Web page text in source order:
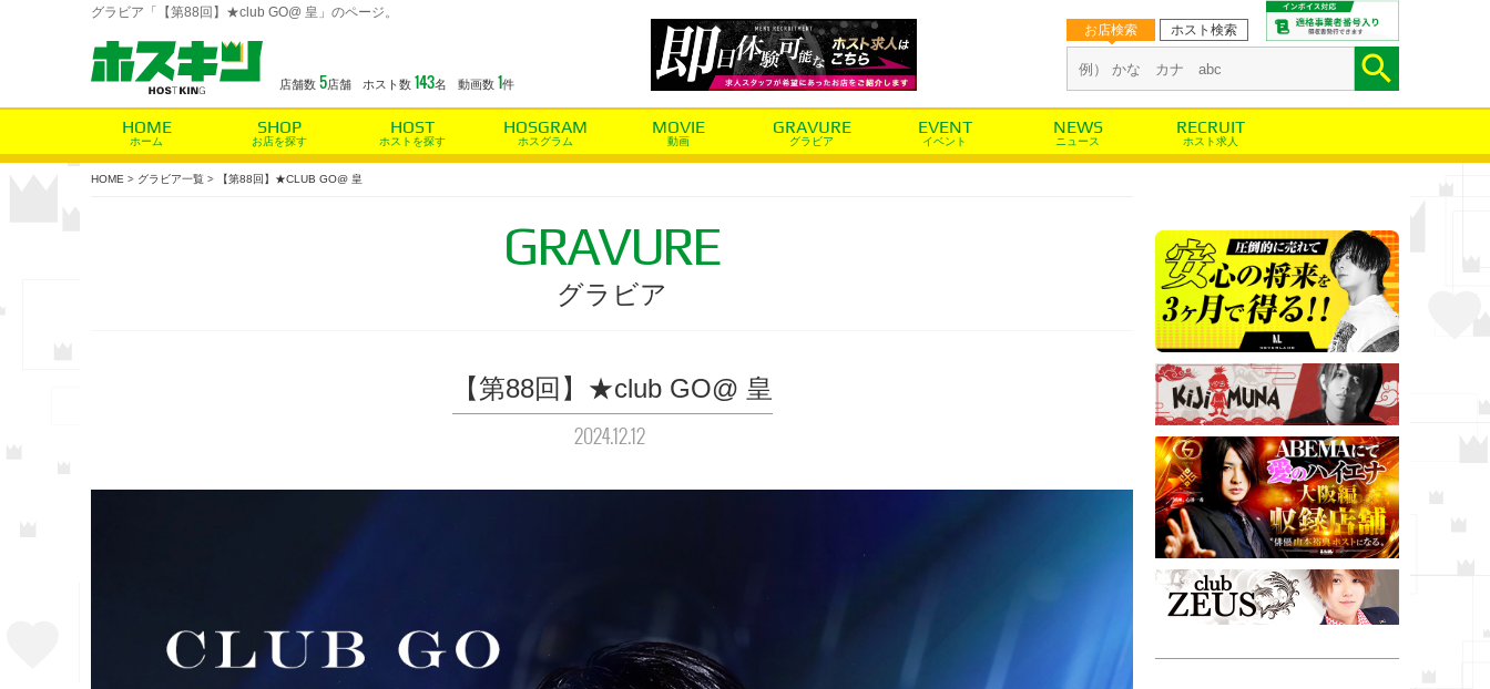
グラビア「【第88回】★club GO@ 皇」のページ。
店舗数 5店舗 ホスト数 143名 動画数 1件
お店検索 ホスト検索

ホーム お店を探す ホストを探す ホスグラム 動画 グラビア イベント ニュース ホスト求人
HOME グラビア一覧 【第88回】★CLUB GO@ 皇
グラビア
【第88回】★club GO@ 皇
2024.12.12